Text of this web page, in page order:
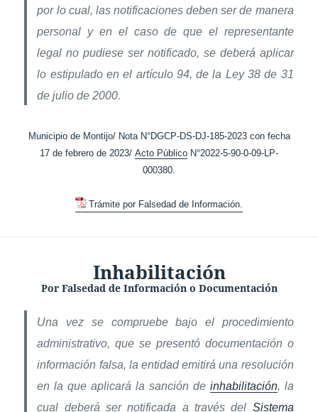
por lo cual, las notificaciones deben ser de manera
personal y en el caso de que el representante
legal no pudiese ser notificado, se deberá aplicar
lo estipulado en el artículo 94, de la Ley 38 de 31
de julio de 2000.
Municipio de Montijo/ Nota N°DGCP-DS-DJ-185-2023 con fecha
17 de febrero de 2023/ Acto Público N°2022-5-90-0-09-LP-
000380.
Trámite por Falsedad de Información.
Inhabilitación
Por Falsedad de Información o Documentación
Una vez se compruebe bajo el procedimiento
administrativo, que se presentó documentación o
información falsa, la entidad emitirá una resolución
en la que aplicará la sanción de inhabilitación, la
cual deberá ser notificada a través del Sistema